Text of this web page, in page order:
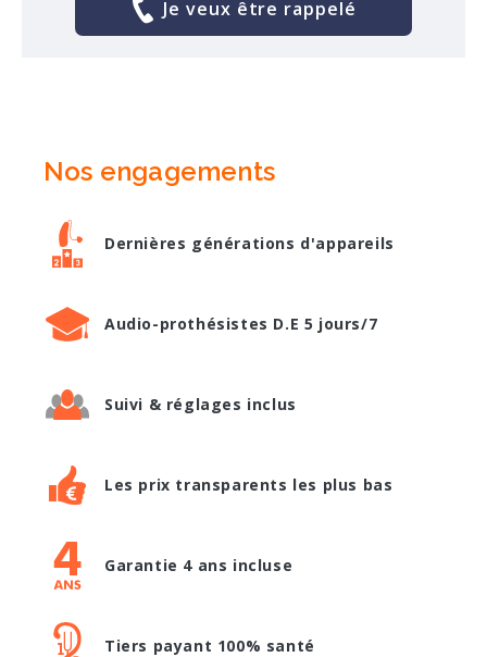
Je veux être rappelé
Nos engagements
Dernières générations d'appareils
Audio-prothésistes D.E 5 jours/7
Suivi & réglages inclus
Les prix transparents les plus bas
Garantie 4 ans incluse
Tiers payant 100% santé